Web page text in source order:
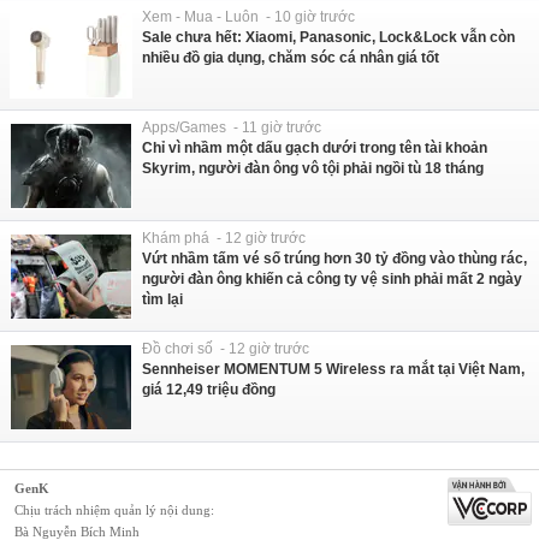
Xem - Mua - Luôn - 10 giờ trước
Sale chưa hết: Xiaomi, Panasonic, Lock&Lock vẫn còn
nhiều đồ gia dụng, chăm sóc cá nhân giá tốt
Apps/Games - 11 giờ trước
Chỉ vì nhầm một dấu gạch dưới trong tên tài khoản
Skyrim, người đàn ông vô tội phải ngồi tù 18 tháng
Khám phá - 12 giờ trước
Vứt nhầm tấm vé số trúng hơn 30 tỷ đồng vào thùng rác,
người đàn ông khiến cả công ty vệ sinh phải mất 2 ngày
tìm lại
Đồ chơi số - 12 giờ trước
Sennheiser MOMENTUM 5 Wireless ra mắt tại Việt Nam,
giá 12,49 triệu đồng
GenK
Chịu trách nhiệm quản lý nội dung:
Bà Nguyễn Bích Minh